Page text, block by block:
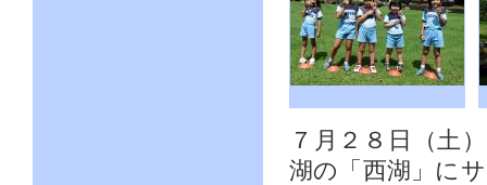
７月２８日（土
湖の「西湖」に